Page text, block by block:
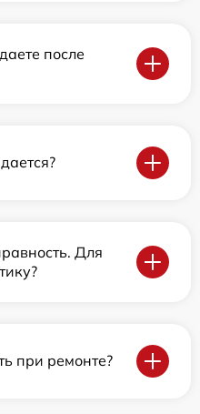
после
Для
при ремонте?